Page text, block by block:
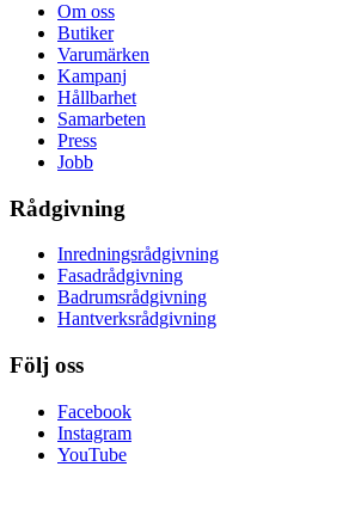
Om oss
Butiker
Varumärken
Kampanj
Hållbarhet
Samarbeten
Press
Jobb
Rådgivning
Inredningsrådgivning
Fasadrådgivning
Badrumsrådgivning
Hantverksrådgivning
Följ oss
Facebook
Instagram
YouTube